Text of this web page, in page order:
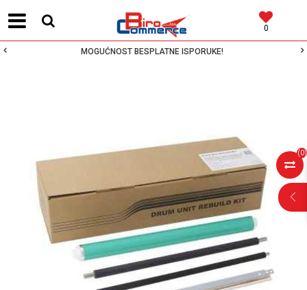
0
MOGUĆNOST BESPLATNE ISPORUKE!
(0)